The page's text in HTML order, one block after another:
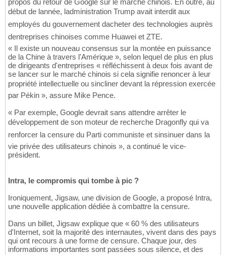
propos du retour de Google sur le marché chinois. En outre, au
début de lannée, ladministration Trump avait interdit aux
employés du gouvernement dacheter des technologies auprès
dentreprises chinoises comme Huawei et ZTE.
« Il existe un nouveau consensus sur la montée en puissance
de la Chine à travers l'Amérique », selon lequel de plus en plus
de dirigeants d'entreprises « réfléchissent à deux fois avant de
se lancer sur le marché chinois si cela signifie renoncer à leur
propriété intellectuelle ou sincliner devant la répression exercée
par Pékin », assure Mike Pence.
« Par exemple, Google devrait sans attendre arrêter le
développement de son moteur de recherche Dragonfly qui va
renforcer la censure du Parti communiste et sinsinuer dans la
vie privée des utilisateurs chinois », a continué le vice-
président.
Intra, le compromis qui tombe à pic ?
Ironiquement, Jigsaw, une division de Google, a proposé Intra,
une nouvelle application dédiée à combattre la censure.
Dans un billet, Jigsaw explique que « 60 % des utilisateurs
d'Internet, soit la majorité des internautes, vivent dans des pays
qui ont recours à une forme de censure. Chaque jour, des
informations importantes sont passées sous silence, et des